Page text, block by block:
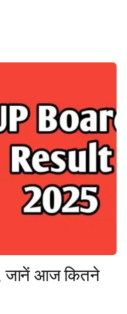
जानें आज कितने